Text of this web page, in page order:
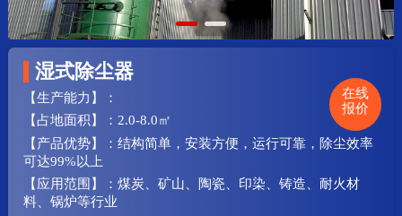
湿式除尘器
【生产能力】：
【占地面积】：2.0-8.0㎡
【产品优势】：结构简单，安装方便，运行可靠，除尘效率
可达99%以上
【应用范围】：煤炭、矿山、陶瓷、印染、铸造、耐火材
料、锅炉等行业
在线
报价